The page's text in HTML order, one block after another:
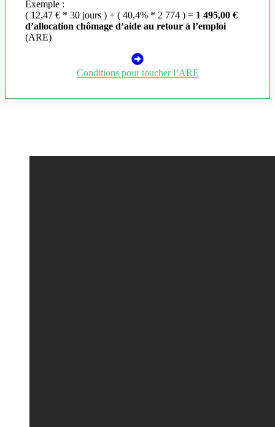
Exemple :
( 12,47 € * 30 jours ) + ( 40,4% * 2 774 ) = 1 495,00 €
d’allocation chômage d’aide au retour à l’emploi
(ARE)
Conditions pour toucher l’ARE